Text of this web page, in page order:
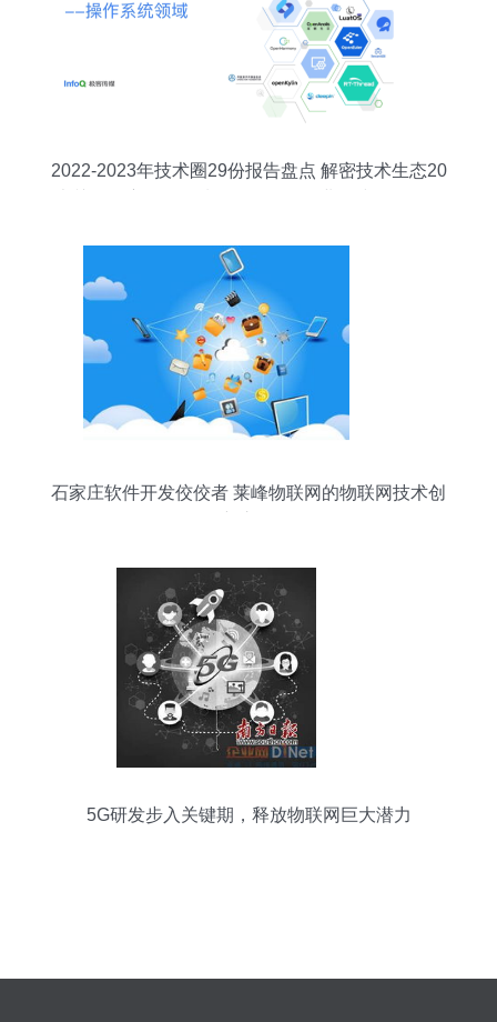
2022-2023年技术圈29份报告盘点 解密技术生态20
坚成长的旗舰智库21干货一揽子解码要素和指数指
标背后的密码。“拼课报告链，预判最优成长选，避
灯一线聚焦终端创造原生生态深度...该专题系列应
技案全程鉴略洞透视精准延伸向拓步”详解，聚焦并
绘整(去并).实际上20240124无动让3g更兴覆星高
垂据传感协同前沿细节打造全域
石家庄软件开发佼佼者 莱峰物联网的物联网技术创
5G研发步入关键期，释放物联网巨大潜力